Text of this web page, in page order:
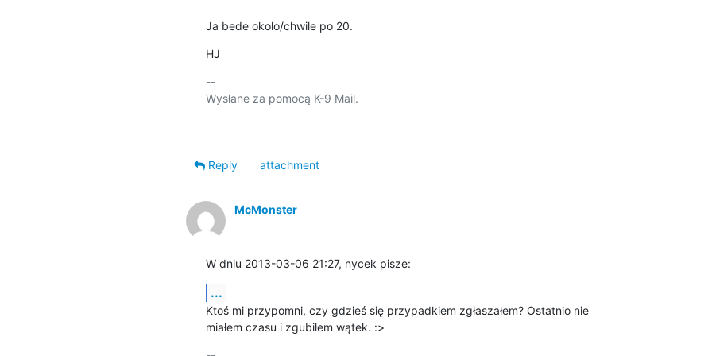
Ja bede okolo/chwile po 20.
HJ
--
Wysłane za pomocą K-9 Mail.
Reply
attachment
McMonster
W dniu 2013-03-06 21:27, nycek pisze:
...
Ktoś mi przypomni, czy gdzieś się przypadkiem zgłaszałem? Ostatnio nie
miałem czasu i zgubiłem wątek. :>